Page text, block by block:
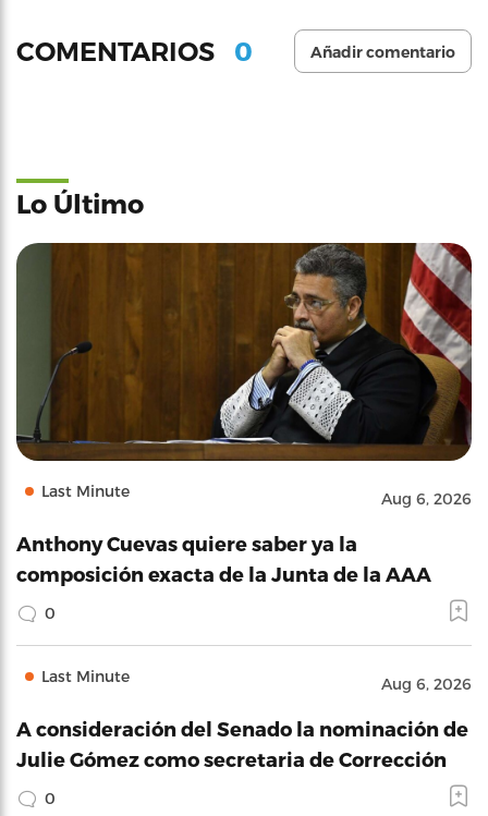
COMENTARIOS 0 Añadir comentario
Lo Último
Last Minute Aug 6, 2026
Anthony Cuevas quiere saber ya la
composición exacta de la Junta de la AAA
0
Last Minute Aug 6, 2026
A consideración del Senado la nominación de
Julie Gómez como secretaria de Corrección
0